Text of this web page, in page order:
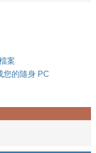
案
您的隨身 PC